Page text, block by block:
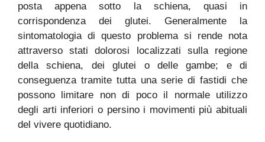
posta appena sotto la schiena, quasi in
corrispondenza dei glutei. Generalmente la
sintomatologia di questo problema si rende nota
attraverso stati dolorosi localizzati sulla regione
della schiena, dei glutei o delle gambe; e di
conseguenza tramite tutta una serie di fastidi che
possono limitare non di poco il normale utilizzo
degli arti inferiori o persino i movimenti più abituali
del vivere quotidiano.